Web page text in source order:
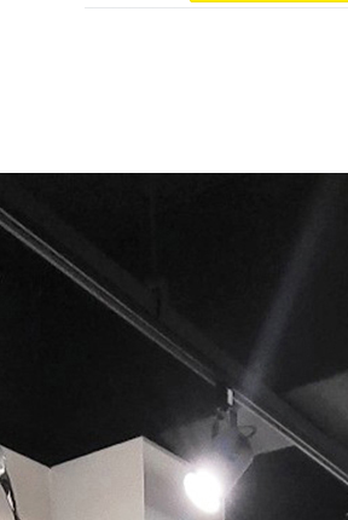
페이코 ID로 페이코 라이